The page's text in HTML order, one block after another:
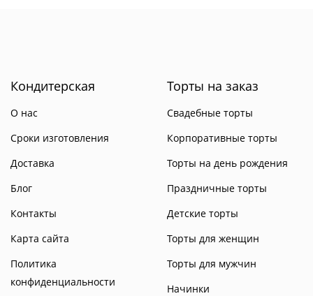
Кондитерская
О нас
Сроки изготовления
Доставка
Блог
Контакты
Карта сайта
Политика
конфиденциальности
Торты на заказ
Свадебные торты
Корпоративные торты
Торты на день рождения
Праздничные торты
Детские торты
Торты для женщин
Торты для мужчин
Начинки